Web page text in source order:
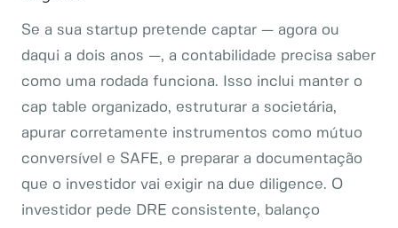
Se a sua startup pretende captar — agora ou
daqui a dois anos —, a contabilidade precisa saber
como uma rodada funciona. Isso inclui manter o
cap table organizado, estruturar a societária,
apurar corretamente instrumentos como mútuo
conversível e SAFE, e preparar a documentação
que o investidor vai exigir na due diligence. O
investidor pede DRE consistente, balanço